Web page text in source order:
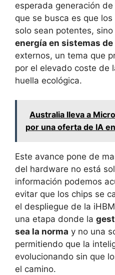
esperada generación
que se busca es que
solo sean potentes,
energía en sistemas
externos, un tema que
por el elevado coste de
huella ecológica.
Australia lleva a
por una oferta de IA
Este avance pone de
del hardware no está
información podemos
evitar que los chips se
el despliegue de la
una etapa donde la
sea la norma y no una
permitiendo que la
evolucionando sin que
el camino.